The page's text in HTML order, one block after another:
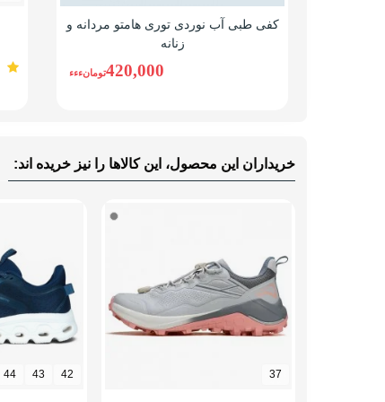
کفی طبی آب نوردی توری هامتو مردانه و
زنانه
420,000تومانءءء
خریداران این محصول، این کالاها را نیز خریده اند:
37
42
43
44